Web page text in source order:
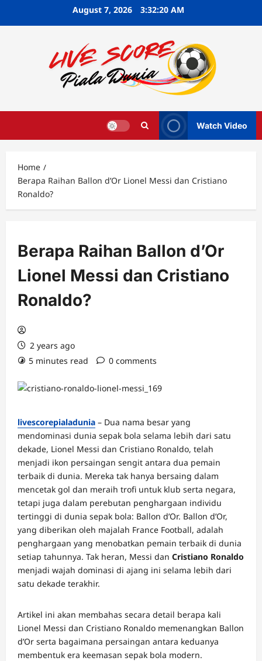
August 7, 2026 3:32:21 AM
Watch Video
Home
Berapa Raihan Ballon d’Or Lionel Messi dan Cristiano
Ronaldo?
Berapa Raihan Ballon d’Or
Lionel Messi dan Cristiano
Ronaldo?
2 years ago
5 minutes read
0 comments
livescorepialadunia – Dua nama besar yang
mendominasi dunia sepak bola selama lebih dari satu
dekade, Lionel Messi dan Cristiano Ronaldo, telah
menjadi ikon persaingan sengit antara dua pemain
terbaik di dunia. Mereka tak hanya bersaing dalam
mencetak gol dan meraih trofi untuk klub serta negara,
tetapi juga dalam perebutan penghargaan individu
tertinggi di dunia sepak bola: Ballon d’Or. Ballon d’Or,
yang diberikan oleh majalah France Football, adalah
penghargaan yang menobatkan pemain terbaik di dunia
setiap tahunnya. Tak heran, Messi dan Cristiano Ronaldo
menjadi wajah dominasi di ajang ini selama lebih dari
satu dekade terakhir.
Artikel ini akan membahas secara detail berapa kali
Lionel Messi dan Cristiano Ronaldo memenangkan Ballon
d’Or serta bagaimana persaingan antara keduanya
membentuk era keemasan sepak bola modern.